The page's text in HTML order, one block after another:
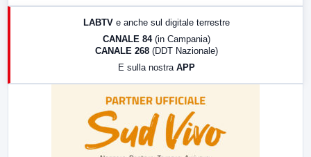
17:00 LabNews (replica)
LABTV e anche sul digitale terrestre
CANALE 84 (in Campania)
CANALE 268 (DDT Nazionale)
E sulla nostra APP